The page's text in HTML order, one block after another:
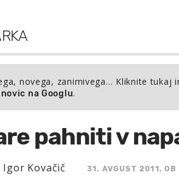
novega, zanimivega… Kliknite tukaj
na Googlu.
pahniti v
Kovačič 31. AVGUST 2011,